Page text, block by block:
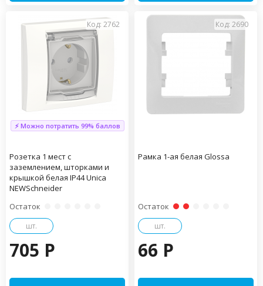
Код: 2762
⚡ Можно потратить 99% баллов
Розетка 1 мест с
заземлением, шторками и
крышкой белая IP44 Unica
NEWSchneider
Остаток
шт.
705 P
Код: 2690
Рамка 1-ая белая Glossa
Остаток
шт.
66 P